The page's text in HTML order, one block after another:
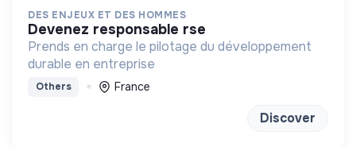
DES ENJEUX ET DES HOMMES
devenez responsable rse
Prends en charge le pilotage du développement
durable en entreprise
Others France
Discover